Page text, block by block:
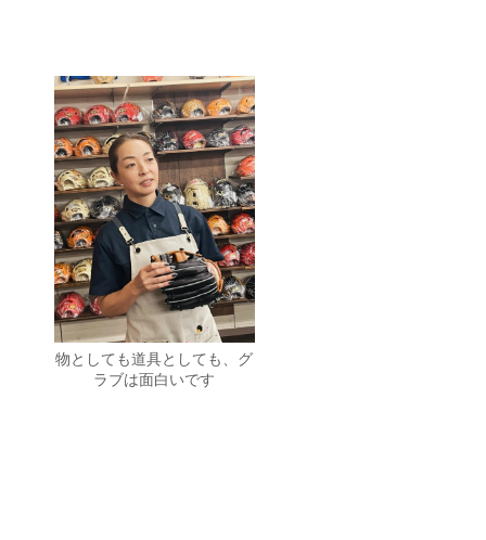
物としても道具としても、グ
ラブは面白いです